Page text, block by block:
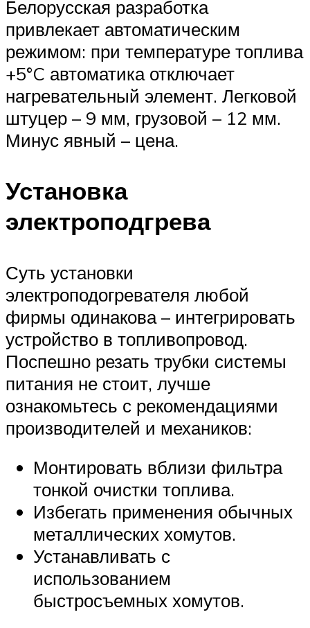
Белорусская разработка
привлекает автоматическим
режимом: при температуре топлива
+5°C автоматика отключает
нагревательный элемент. Легковой
штуцер – 9 мм, грузовой – 12 мм.
Минус явный – цена.
Установка
электроподгрева
Суть установки
электроподогревателя любой
фирмы одинакова – интегрировать
устройство в топливопровод.
Поспешно резать трубки системы
питания не стоит, лучше
ознакомьтесь с рекомендациями
производителей и механиков:
Монтировать вблизи фильтра
тонкой очистки топлива.
Избегать применения обычных
металлических хомутов.
Устанавливать с
использованием
быстросъемных хомутов.